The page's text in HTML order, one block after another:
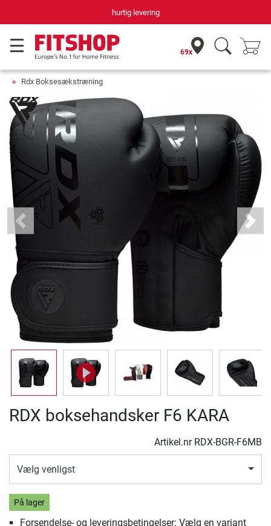
hurtig levering
69x
Rdx Boksesækstræning
Previous Next
RDX boksehandsker F6 KARA
Artikel.nr RDX-BGR-F6MB
Vælg venligst
På lager
Forsendelse- og leveringsbetingelser: Vælg en variant